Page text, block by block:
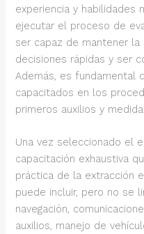
experiencia y habilidades
ejecutar el proceso de
ser capaz de mantener
decisiones rápidas y ser
Además, es fundamental
capacitados en los
primeros auxilios y
Una vez seleccionado el
capacitación exhaustiva
práctica de la extracción
puede incluir, pero no se
navegación,
auxilios, manejo de